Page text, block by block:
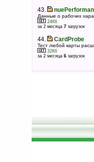
43.
Данные о рабочих
24Кб
за 2 месяца 7 загрузок
44. CardProbe
Тест любой карты
32Кб
за 2 месяца 6 загрузок